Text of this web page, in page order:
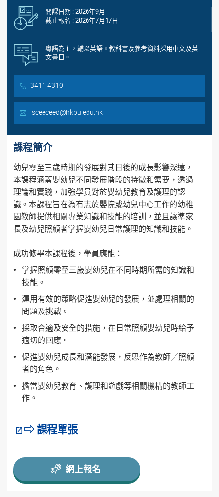
開課日期 : 2026年9月
截止報名 : 2026年7月17日
粵語為主，輔以英語。教科書及參考資料採用中文及英
文書目。
3411 4310
sceeceed@hkbu.edu.hk
課程簡介
幼兒零至三歲時期的發展對其日後的成長影響深遠，
本課程涵蓋嬰幼兒不同發展階段的特徵和需要，透過
理論和實踐，加強學員對於嬰幼兒教育及護理的認
識。本課程旨在為有志於嬰院或幼兒中心工作的幼稚
園教師提供相關專業知識和技能的培訓，並且讓準家
長及幼兒照顧者掌握嬰幼兒日常護理的知識和技能。
成功修畢本課程後，學員應能：
掌握照顧零至三歲嬰幼兒在不同時期所需的知識和
技能。
運用有效的策略促進嬰幼兒的發展，並處理相關的
問題及挑戰。
採取合適及安全的措施，在日常照顧嬰幼兒時給予
適切的回應。
促進嬰幼兒成長和潛能發展，反思作為教師／照顧
者的角色。
擔當嬰幼兒教育、護理和遊戲等相關機構的教師工
作。
⇨ 課程單張
網上報名